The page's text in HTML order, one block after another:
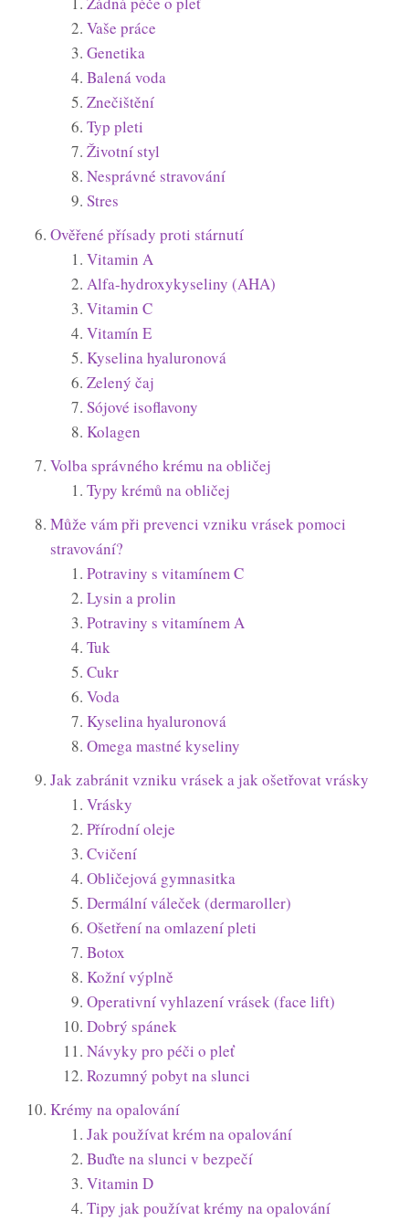
Vaše práce
Genetika
Balená voda
Znečištění
Typ pleti
Životní styl
Nesprávné stravování
Stres
Ověřené přísady proti stárnutí
Vitamin A
Alfa-hydroxykyseliny (AHA)
Vitamin C
Vitamín E
Kyselina hyaluronová
Zelený čaj
Sójové isoflavony
Kolagen
Volba správného krému na obličej
Typy krémů na obličej
Může vám při prevenci vzniku vrásek pomoci
stravování?
Potraviny s vitamínem C
Lysin a prolin
Potraviny s vitamínem A
Tuk
Cukr
Voda
Kyselina hyaluronová
Omega mastné kyseliny
Jak zabránit vzniku vrásek a jak ošetřovat vrásky
Vrásky
Přírodní oleje
Cvičení
Obličejová gymnasitka
Dermální váleček (dermaroller)
Ošetření na omlazení pleti
Botox
Kožní výplně
Operativní vyhlazení vrásek (face lift)
Dobrý spánek
Návyky pro péči o pleť
Rozumný pobyt na slunci
Krémy na opalování
Jak používat krém na opalování
Buďte na slunci v bezpečí
Vitamin D
Tipy jak používat krémy na opalování